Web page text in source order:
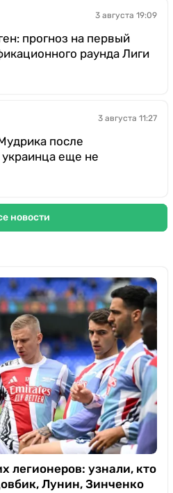
3 августа 19:09
прогноз на первый
раунда Лиги
3 августа 11:27
после
еще не
новости
легионеров: узнали, кто
Лунин, Зинченко